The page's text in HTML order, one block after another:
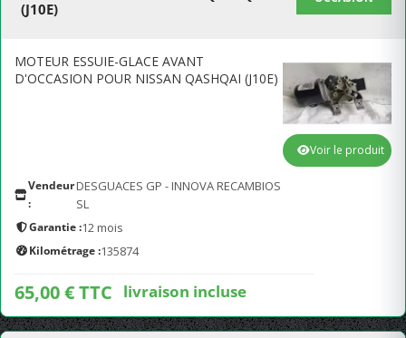
(J10E)
MOTEUR ESSUIE-GLACE AVANT
D'OCCASION POUR NISSAN QASHQAI (J10E)
Vendeur
:
DESGUACES GP - INNOVA RECAMBIOS
SL
Garantie :12 mois
Kilométrage :135874
65,00 € TTC livraison incluse
Voir le produit